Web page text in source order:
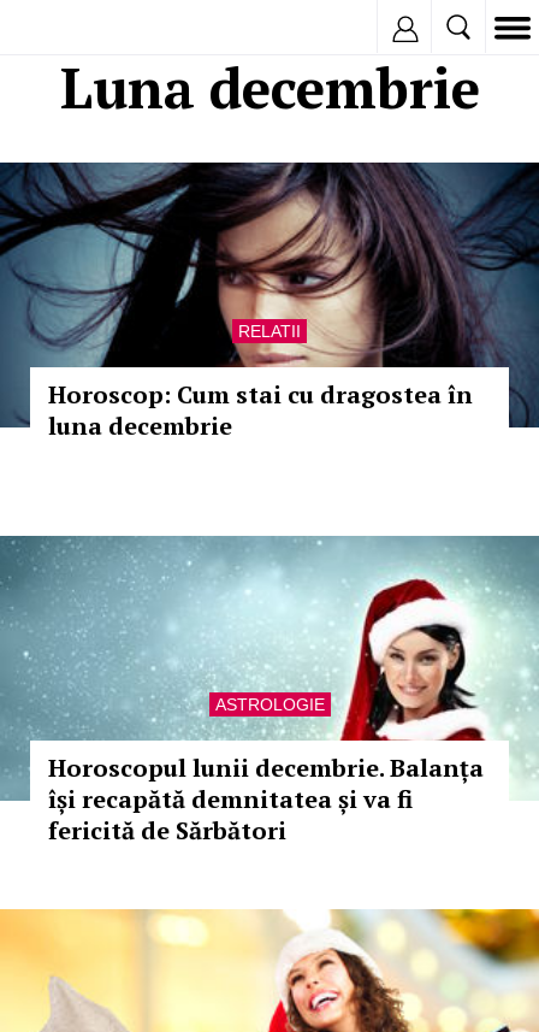
Luna decembrie
RELATII
Horoscop: Cum stai cu dragostea în
luna decembrie
ASTROLOGIE
Horoscopul lunii decembrie. Balanța
își recapătă demnitatea și va fi
fericită de Sărbători